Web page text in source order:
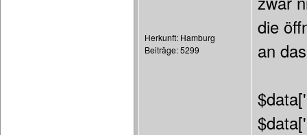
Herkunft: Hamburg
Beiträge: 5299
die
an